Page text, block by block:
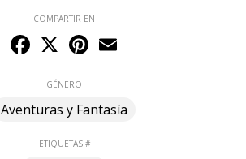
COMPARTIR EN
Facebook
X Pinterest
GÉNERO
Aventuras y Fantasía
ETIQUETAS #